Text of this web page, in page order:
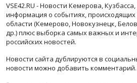
VSE42.RU - Новости Кемерова,
информация о событиях,
области (Кемерово, Новокузнецк,
др.) плюс выборка самых важных и
российских новостей.
Новости сайта дублируются в
новости можно добавить комментарий.